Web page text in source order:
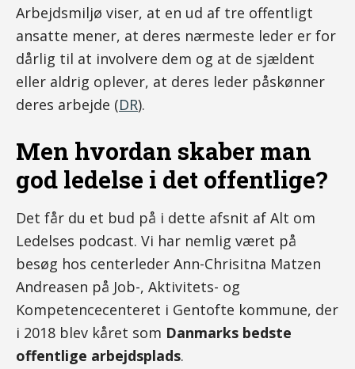
Arbejdsmiljø viser, at en ud af tre offentligt
ansatte mener, at deres nærmeste leder er for
dårlig til at involvere dem og at de sjældent
eller aldrig oplever, at deres leder påskønner
deres arbejde (DR).
Men hvordan skaber man
god ledelse i det offentlige?
Det får du et bud på i dette afsnit af Alt om
Ledelses podcast. Vi har nemlig været på
besøg hos centerleder Ann-Chrisitna Matzen
Andreasen på Job-, Aktivitets- og
Kompetencecenteret i Gentofte kommune, der
i 2018 blev kåret som Danmarks bedste
offentlige arbejdsplads.